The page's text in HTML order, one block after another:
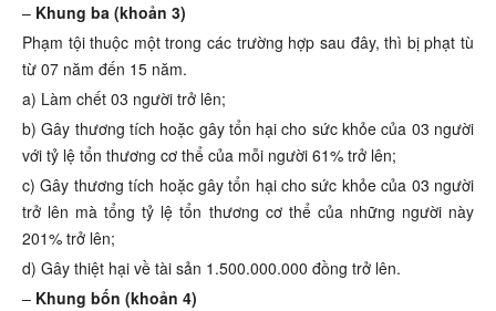
– Khung ba (khoản 3)
Phạm tội thuộc một trong các trường hợp sau đây, thì bị phạt tù
từ 07 năm đến 15 năm.
a) Làm chết 03 người trở lên;
b) Gây thương tích hoặc gây tổn hại cho sức khỏe của 03 người
với tỷ lệ tổn thương cơ thể của mỗi người 61% trở lên;
c) Gây thương tích hoặc gây tổn hại cho sức khỏe của 03 người
trở lên mà tổng tỷ lệ tổn thương cơ thể của những người này
201% trở lên;
d) Gây thiệt hại về tài sản 1.500.000.000 đồng trở lên.
– Khung bốn (khoản 4)